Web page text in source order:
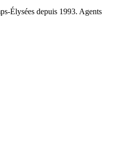
Élysées depuis 1993. Agents